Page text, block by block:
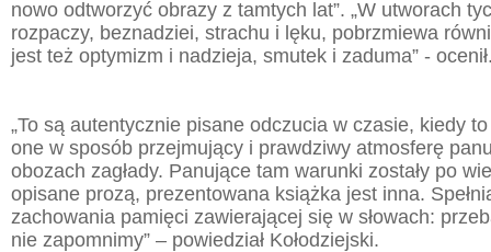
nowo odtworzyć obrazy z tamtych lat”. „W utworach
rozpaczy, beznadziei, strachu i lęku, pobrzmiewa
jest też optymizm i nadzieja, smutek i zaduma” -
„To są autentycznie pisane odczucia w czasie, kiedy
one w sposób przejmujący i prawdziwy atmosferę
obozach zagłady. Panujące tam warunki zostały po
opisane prozą, prezentowana książka jest inna.
zachowania pamięci zawierającej się w słowach:
nie zapomnimy” – powiedział Kołodziejski.